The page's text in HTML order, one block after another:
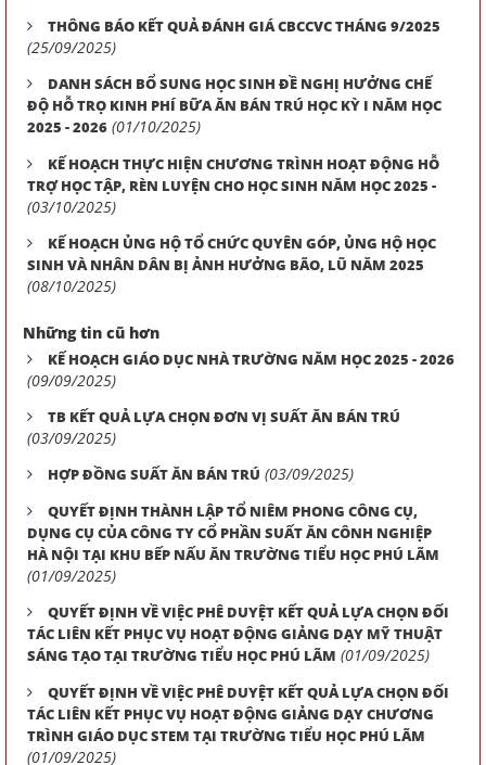
THÔNG BÁO KẾT QUẢ ĐÁNH GIÁ CBCCVC THÁNG 9/2025
(25/09/2025)
DANH SÁCH BỔ SUNG HỌC SINH ĐỀ NGHỊ HƯỞNG CHẾ
ĐỘ HỖ TRỌ KINH PHÍ BỮA ĂN BÁN TRÚ HỌC KỲ I NĂM HỌC
2025 - 2026 (01/10/2025)
KẾ HOẠCH THỰC HIỆN CHƯƠNG TRÌNH HOẠT ĐỘNG HỖ
TRỢ HỌC TẬP, RÈN LUYỆN CHO HỌC SINH NĂM HỌC 2025 -
(03/10/2025)
KẾ HOẠCH ỦNG HỘ TỔ CHỨC QUYÊN GÓP, ỦNG HỘ HỌC
SINH VÀ NHÂN DÂN BỊ ẢNH HƯỞNG BÃO, LŨ NĂM 2025
(08/10/2025)
Những tin cũ hơn
KẾ HOẠCH GIÁO DỤC NHÀ TRƯỜNG NĂM HỌC 2025 - 2026
(09/09/2025)
TB KẾT QUẢ LỰA CHỌN ĐƠN VỊ SUẤT ĂN BÁN TRÚ
(03/09/2025)
HỢP ĐỒNG SUẤT ĂN BÁN TRÚ (03/09/2025)
QUYẾT ĐỊNH THÀNH LẬP TỔ NIÊM PHONG CÔNG CỤ,
DỤNG CỤ CỦA CÔNG TY CỔ PHẦN SUẤT ĂN CÔNH NGHIỆP
HÀ NỘI TẠI KHU BẾP NẤU ĂN TRƯỜNG TIỂU HỌC PHÚ LÃM
(01/09/2025)
QUYẾT ĐỊNH VỀ VIỆC PHÊ DUYỆT KẾT QUẢ LỰA CHỌN ĐỐI
TÁC LIÊN KẾT PHỤC VỤ HOẠT ĐỘNG GIẢNG DẠY MỸ THUẬT
SÁNG TẠO TẠI TRƯỜNG TIỂU HỌC PHÚ LÃM (01/09/2025)
QUYẾT ĐỊNH VỀ VIỆC PHÊ DUYỆT KẾT QUẢ LỰA CHỌN ĐỐI
TÁC LIÊN KẾT PHỤC VỤ HOẠT ĐỘNG GIẢNG DẠY CHƯƠNG
TRÌNH GIÁO DỤC STEM TẠI TRƯỜNG TIỂU HỌC PHÚ LÃM
(01/09/2025)